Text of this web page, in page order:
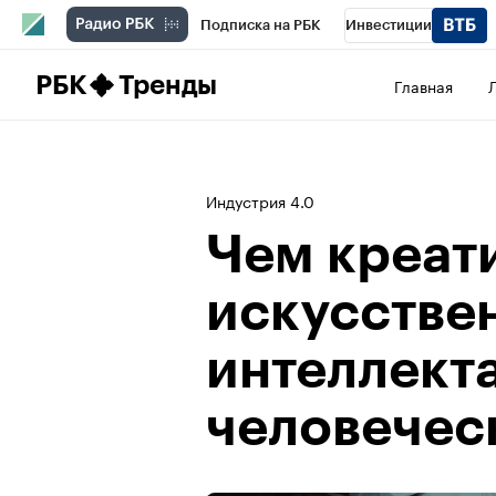
Подписка на РБК Инвестиции
РБК Тренды Главная
Индустрия 4.0
Чем